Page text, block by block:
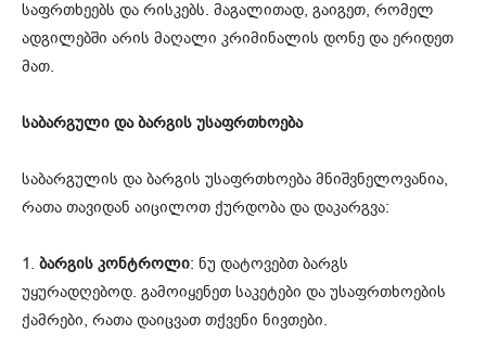
საფრთხეებს და რისკებს. მაგალითად, გაიგეთ, რომელ
ადგილებში არის მაღალი კრიმინალის დონე და ერიდეთ
მათ.
საბარგული და ბარგის უსაფრთხოება
საბარგულის და ბარგის უსაფრთხოება მნიშვნელოვანია,
რათა თავიდან აიცილოთ ქურდობა და დაკარგვა:
1. ბარგის კონტროლი: ნუ დატოვებთ ბარგს
უყურადღებოდ. გამოიყენეთ საკეტები და უსაფრთხოების
ქამრები, რათა დაიცვათ თქვენი ნივთები.